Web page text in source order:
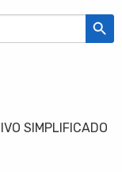
Search
SIMPLIFICADO